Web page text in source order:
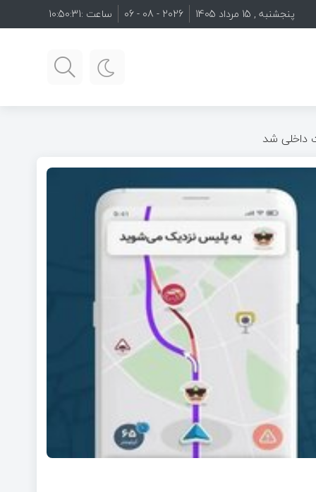
پنجشنبه , 15 مرداد 1405 2026 - 08 - 06 ساعت :10:50:32
داخلی شد